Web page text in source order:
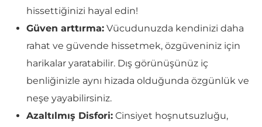
hissettiğinizi hayal edin!
Güven arttırma: Vücudunuzda kendinizi daha
rahat ve güvende hissetmek, özgüveniniz için
harikalar yaratabilir. Dış görünüşünüz iç
benliğinizle aynı hizada olduğunda özgünlük ve
neşe yayabilirsiniz.
Azaltılmış Disfori: Cinsiyet hoşnutsuzluğu,